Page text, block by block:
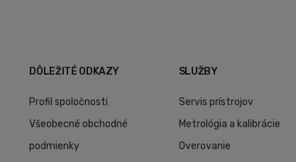
DÔLEŽITÉ ODKAZY
Profil spoločnosti
Všeobecné obchodné
podmienky
SLUŽBY
Servis prístrojov
Metrológia a kalibrácie
Overovanie